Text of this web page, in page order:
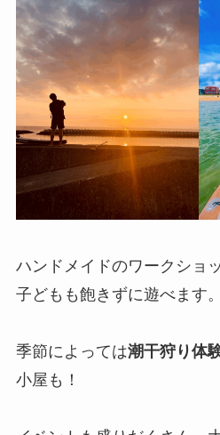
ハンドメイドのワークショ
子どもも飽きずに遊べます。
季節によっては潮干狩り体
小屋も！